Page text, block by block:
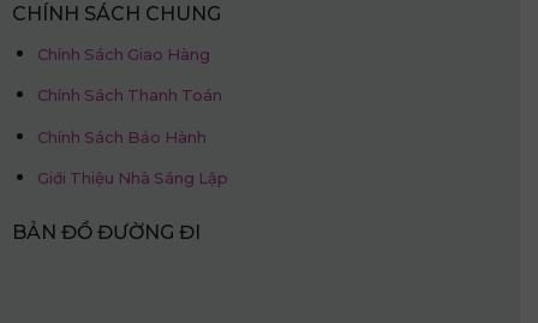
CHÍNH SÁCH CHUNG
Chính Sách Giao Hàng
Chính Sách Thanh Toán
Chính Sách Bảo Hành
Giới Thiệu Nhà Sáng Lập
BẢN ĐỒ ĐƯỜNG ĐI